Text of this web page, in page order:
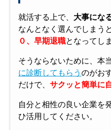
就活する上で、 大事にな
なんとなく選んでしまう
０、早期退職となってし
そうならないために、本
に診断してもらう のがお
だけで、 サクッと簡単に
自分と相性の良い企業を
ひ活用してください。